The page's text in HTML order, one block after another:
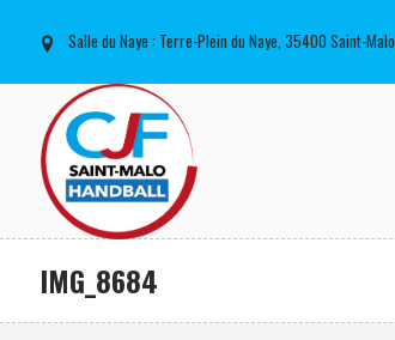
Salle du Naye : Terre-Plein du Naye, 35400 Saint-Malo
IMG_8684